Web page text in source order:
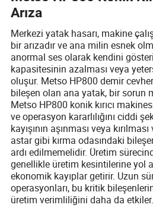
Arıza
Merkezi yatak hasarı, makine
bir arızadır ve ana milin esnek
anormal ses olarak kendini
kapasitesinin azalması veya
oluşur. Metso HP800 demir
bileşen olan ana yatak, bir sorun
Metso HP800 konik kırıcı
ve operasyon kararlılığını ciddi
kayışının aşınması veya
astar gibi kırma odasındaki
ardı edilmemelidir. Üretim
genellikle üretim kesintilerine yol
ekonomik kayıplar getirir. Uzun
operasyonları, bu kritik
üretim verimliliğini daha da etkiler.